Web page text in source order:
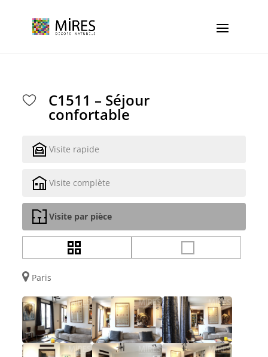
C1511 – Séjour
confortable
Visite rapide
Visite complète
Visite par pièce
Paris